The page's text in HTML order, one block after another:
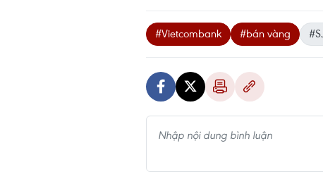
#Vietcombank #bán vàng